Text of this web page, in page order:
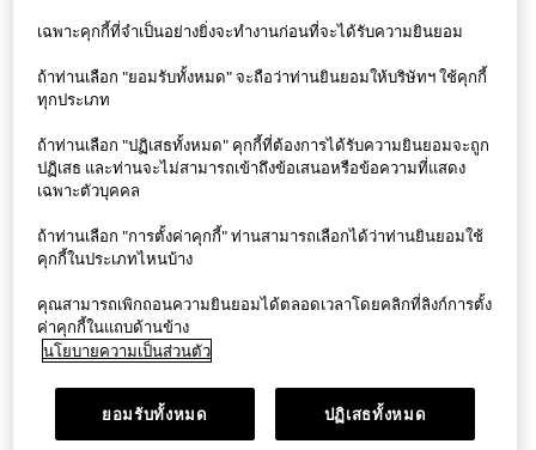
แอป StyleHint
ข้อกำหนดการใช้งาน
นโยบายความเป็นส่วนตัว
ติดต่อเรา
ภาพรวมบริษัท
©FAST RETAILING CO., LTD.
เฉพาะคุกกี้ที่จำเป็นอย่างยิ่งจะทำงานก่อนที่จะได้รับความยินยอม
ถ้าท่านเลือก "ยอมรับทั้งหมด" จะถือว่าท่านยินยอมให้บริษัทฯ ใช้คุกกี้
ทุกประเภท
ถ้าท่านเลือก "ปฏิเสธทั้งหมด" คุกกี้ที่ต้องการได้รับความยินยอมจะถูก
ปฏิเสธ และท่านจะไม่สามารถเข้าถึงข้อเสนอหรือข้อความที่แสดง
เฉพาะตัวบุคคล
ถ้าท่านเลือก "การตั้งค่าคุกกี้" ท่านสามารถเลือกได้ว่าท่านยินยอมใช้
คุกกี้ในประเภทไหนบ้าง
คุณสามารถเพิกถอนความยินยอมได้ตลอดเวลาโดยคลิกที่ลิงก์การตั้ง
ค่าคุกกี้ในแถบด้านข้าง
นโยบายความเป็นส่วนตัว
ยอมรับทั้งหมด ปฏิเสธทั้งหมด